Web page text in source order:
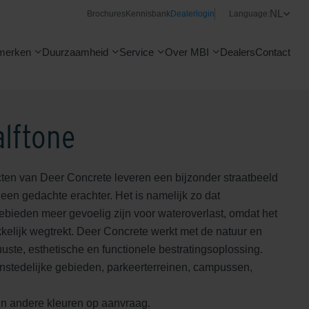
Brochures KennisbankDealerlogin Language:NL
Duurzaamheid Service Over MBI DealersContact
van Deer Concrete leveren een bijzonder straatbeeld
gedachte erachter. Het is namelijk zo dat
meer gevoelig zijn voor wateroverlast, omdat het
wegtrekt. Deer Concrete werkt met de natuur en
esthetische en functionele bestratingsoplossing.
gebieden, parkeerterreinen, campussen,
andere kleuren op aanvraag.